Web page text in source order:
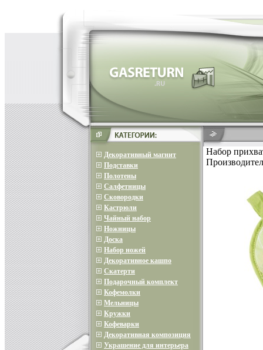
Декоративный магнит
Подставки
Полотены
Салфетницы
Сковородки
Кастрюли
Чайный набор
Ножницы
Доска
Набор ножей
Декоративное кашпо
Скатерти
Подарочный комплект
Кофемолки
Мельницы
Кружки
Кофеварки
Декоративная композиция
Украшение для интерьера
Набор